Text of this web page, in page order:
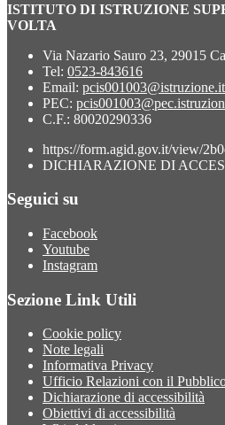
ISTITUTO DI ISTRUZIONE
VOLTA
Via Nazario Sauro 23, 29015
Tel: 0523-843616
Email: pcis001003@istruzione.it
PEC:
C.F.: 80020290336
https://form.agid.gov.it/view/
DICHIARAZIONE DI
Seguici su
Facebook
Youtube
Instagram
Sezione Link Utili
Cookie policy
Note legali
Informativa Privacy
Ufficio Relazioni con il
Dichiarazione di accessibilità
Obiettivi di accessibilità